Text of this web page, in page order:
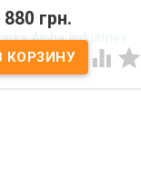
наличии
880 грн.
 